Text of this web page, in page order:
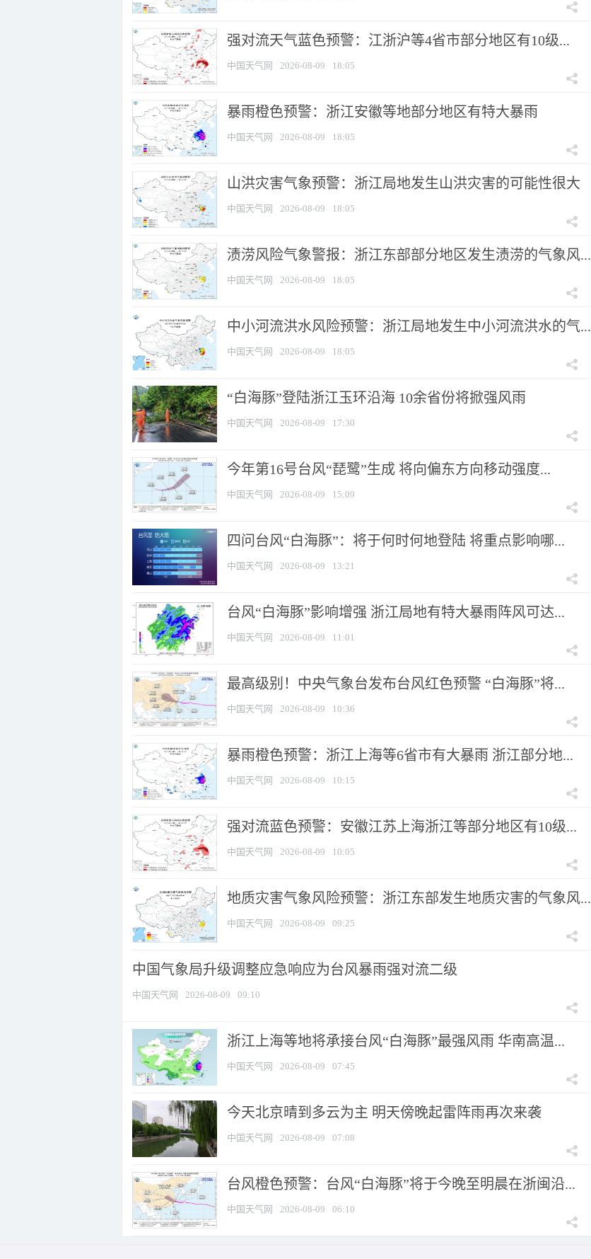
强对流天气蓝色预警：江浙沪等4省市部分地区有10级...
中国天气网 2026-08-09 18:05
暴雨橙色预警：浙江安徽等地部分地区有特大暴雨
中国天气网 2026-08-09 18:05
山洪灾害气象预警：浙江局地发生山洪灾害的可能性很大
中国天气网 2026-08-09 18:05
渍涝风险气象警报：浙江东部部分地区发生渍涝的气象风...
中国天气网 2026-08-09 18:05
中小河流洪水风险预警：浙江局地发生中小河流洪水的气...
中国天气网 2026-08-09 18:05
“白海豚”登陆浙江玉环沿海 10余省份将掀强风雨
中国天气网 2026-08-09 17:30
今年第16号台风“琵鹭”生成 将向偏东方向移动强度...
中国天气网 2026-08-09 15:09
四问台风“白海豚”：将于何时何地登陆 将重点影响哪...
中国天气网 2026-08-09 13:21
台风“白海豚”影响增强 浙江局地有特大暴雨阵风可达...
中国天气网 2026-08-09 11:01
最高级别！中央气象台发布台风红色预警 “白海豚”将...
中国天气网 2026-08-09 10:36
暴雨橙色预警：浙江上海等6省市有大暴雨 浙江部分地...
中国天气网 2026-08-09 10:15
强对流蓝色预警：安徽江苏上海浙江等部分地区有10级...
中国天气网 2026-08-09 10:05
地质灾害气象风险预警：浙江东部发生地质灾害的气象风...
中国天气网 2026-08-09 09:25
中国气象局升级调整应急响应为台风暴雨强对流二级
中国天气网 2026-08-09 09:10
浙江上海等地将承接台风“白海豚”最强风雨 华南高温...
中国天气网 2026-08-09 07:45
今天北京晴到多云为主 明天傍晚起雷阵雨再次来袭
中国天气网 2026-08-09 07:08
台风橙色预警：台风“白海豚”将于今晚至明晨在浙闽沿...
中国天气网 2026-08-09 06:10